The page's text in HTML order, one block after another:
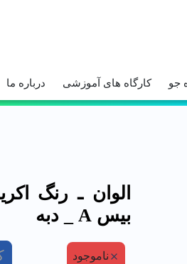
جو کارگاه های آموزشی درباره ما
الوان ـ رنگ
بيس A _ دبه
ناموجود